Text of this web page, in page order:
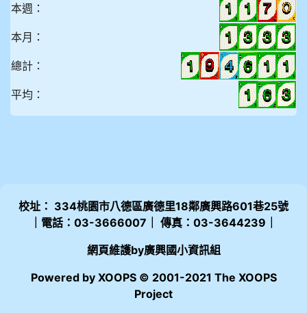
本週：
本月：
總計：
平均：
校址： 334桃園市八德區廣德里18鄰廣興路601巷25號
｜電話：03-3666007｜ 傳真：03-3644239｜
網頁維護by廣興國小資訊組
Powered by XOOPS © 2001-2021 The XOOPS
Project